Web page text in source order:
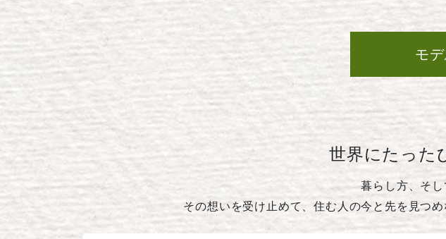
モ
世界にたった
暮らし方、そし
その想いを受け止めて、住む人の今と先を見つ